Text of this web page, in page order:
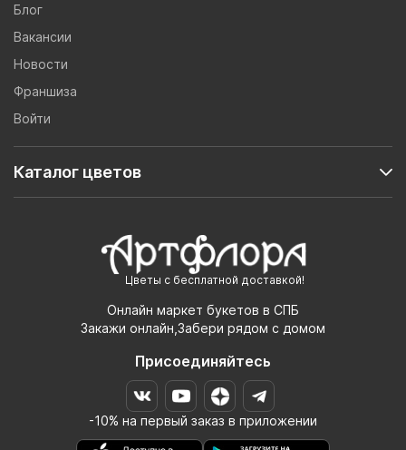
Цветы с бесплатной доставкой!
Онлайн маркет букетов в СПБ
Закажи онлайн,Забери рядом с домом
Присоединяйтесь
-10% на первый заказ в приложении
Блог
Вакансии
Новости
Франшиза
Войти
Каталог цветов